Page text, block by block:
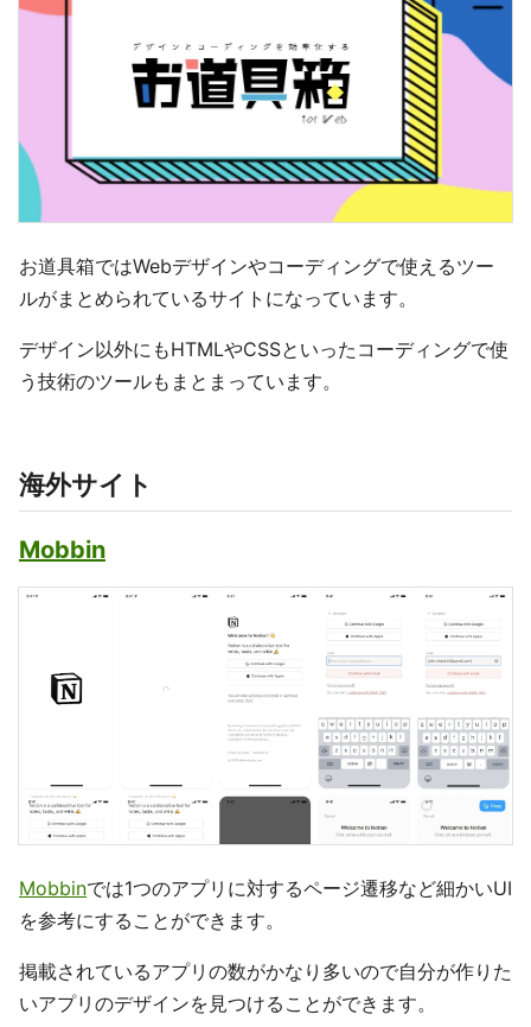
お道具箱ではWebデザインやコーディングで使えるツー
ルがまとめられているサイトになっています。
デザイン以外にもHTMLやCSSといったコーディングで使
う技術のツールもまとまっています。
海外サイト
Mobbin
Mobbinでは1つのアプリに対するページ遷移など細かいUI
を参考にすることができます。
掲載されているアプリの数がかなり多いので自分が作りた
いアプリのデザインを見つけることができます。